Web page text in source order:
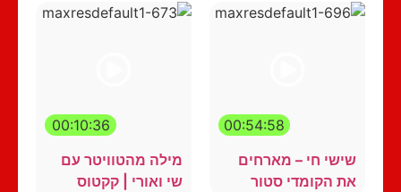
00:54:58
שישי חי – מארחים
את הקומדי סטור
00:10:36
מילה מהטוויטר עם
שי ואורי | קקטוס